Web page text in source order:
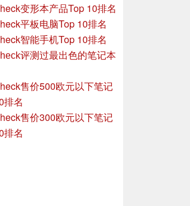
变形本产品Top 10排名
平板电脑Top 10排名
智能手机Top 10排名
评测过最出色的笔记本
售价500欧元以下笔记
排名
售价300欧元以下笔记
排名